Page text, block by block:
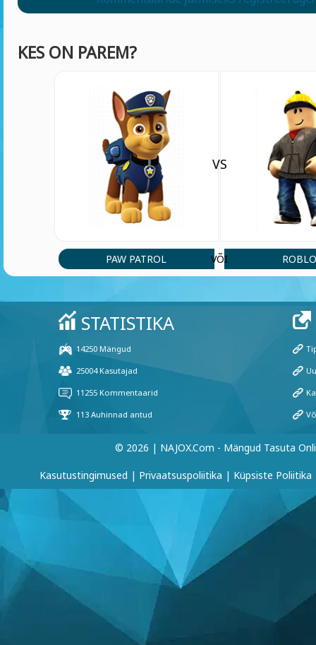
KES ON PAREM?
PAW PATROL
VS
VÕI
© 2026 | NAJOX.com - Mängud Tasuta
Kasutustingimused | Privaatsuspoliitika | Küpsiste Poliitika